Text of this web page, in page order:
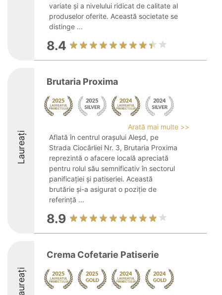
variate și a nivelului ridicat de calitate al
produselor oferite. Această societate se
distinge ...
8.4
Laureați
Brutaria Proxima
Arată mai multe >>
Aflată în centrul orașului Aleșd, pe
Strada Ciocârliei Nr. 3, Brutaria Proxima
reprezintă o afacere locală apreciată
pentru rolul său semnificativ în sectorul
panificației și patiseriei. Această
brutărie și-a asigurat o poziție de
referință ...
8.9
Laureați
Crema Cofetarie Patiserie